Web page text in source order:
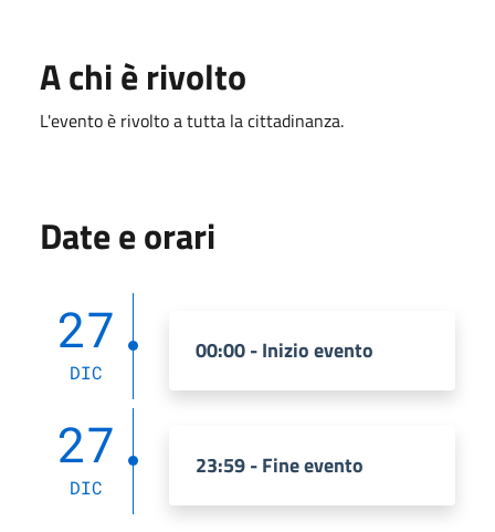
A chi è rivolto
L'evento è rivolto a tutta la cittadinanza.
Date e orari
27
DIC
00:00 - Inizio evento
27
DIC
23:59 - Fine evento